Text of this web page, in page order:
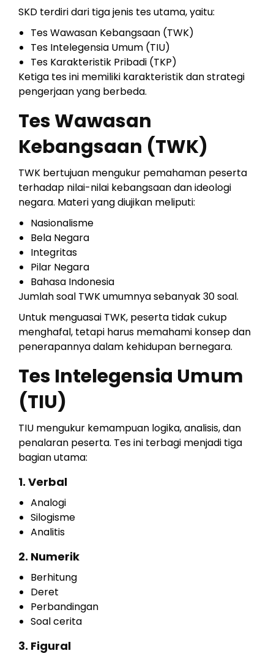
SKD terdiri dari tiga jenis tes utama, yaitu:
Tes Wawasan Kebangsaan (TWK)
Tes Intelegensia Umum (TIU)
Tes Karakteristik Pribadi (TKP)
Ketiga tes ini memiliki karakteristik dan strategi
pengerjaan yang berbeda.
Tes Wawasan
Kebangsaan (TWK)
TWK bertujuan mengukur pemahaman peserta
terhadap nilai-nilai kebangsaan dan ideologi
negara. Materi yang diujikan meliputi:
Nasionalisme
Bela Negara
Integritas
Pilar Negara
Bahasa Indonesia
Jumlah soal TWK umumnya sebanyak 30 soal.
Untuk menguasai TWK, peserta tidak cukup
menghafal, tetapi harus memahami konsep dan
penerapannya dalam kehidupan bernegara.
Tes Intelegensia Umum
(TIU)
TIU mengukur kemampuan logika, analisis, dan
penalaran peserta. Tes ini terbagi menjadi tiga
bagian utama:
1. Verbal
Analogi
Silogisme
Analitis
2. Numerik
Berhitung
Deret
Perbandingan
Soal cerita
3. Figural